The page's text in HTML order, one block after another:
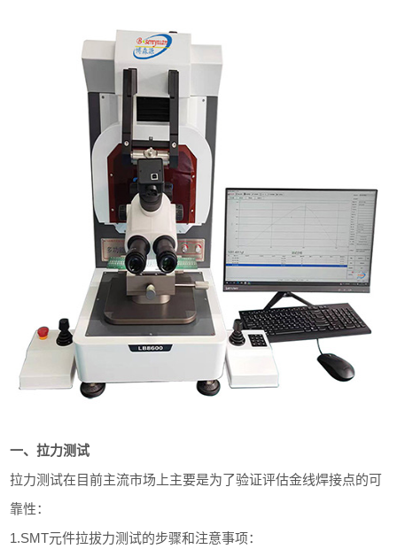
一、拉力测试
拉力测试在目前主流市场上主要是为了验证评估金线焊接点的可
靠性：
1.SMT元件拉拔力测试的步骤和注意事项：